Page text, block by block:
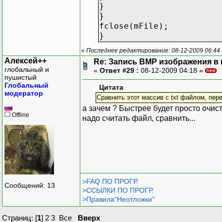
k=edit; // вводим
UpdateData(false);
fputs("\n", file); //
fputs(":", file); //
fputs(k, file); //
fputs("\n", file); //
fputs("\n", file); //
}
fclose(file);
::DeleteDC(hdc);
hdc=0;
}
}
fclose(mFile);
}
« Последнее редактирование: 08-12-2009
Алексей++
глобальный и
пушистый
Глобальный
модератор
Offline
Сообщений: 13
Re: Запись BMP изображения в
« Ответ #29 : 08-12-2009 04:18 »
Цитата
Сравнить этот массив с txt файлом,
а зачем ? Быстрее будет просто
надо считать файл, сравнить...
>FAQ ПО ПРОГР.
>ССЫЛКИ ПО ПРОГР.
>Правила"Неотложки"
Страниц: [1] 2 3 Все Вверх